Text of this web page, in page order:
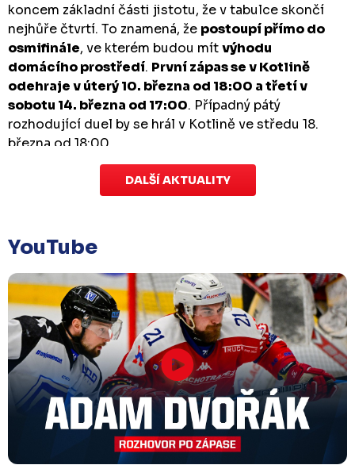
koncem základní části jistotu, že v tabulce skončí
nejhůře čtvrtí. To znamená, že postoupí přímo do
osmifinále, ve kterém budou mítvýhodu
domácího prostředí. První zápas se v Kotlině
odehraje v úterý 10. března od 18:00 a třetí v
sobotu 14. března od 17:00. Případný pátý
rozhodující duel by se hrál v Kotlině ve středu 18.
března od 18:00.
Zápas dorostu je odložen
které se mělo odehrát v pátek 30. ledna ve 14:15,
odloženo!Odehraje se v náhradním termínu, o
kterém se bude jednat.
Náhradní termín 32. kola
Úterý 27. ledna |Utkání 32. kola v Písku, které se
mělo původně odehrát 31. ledna, bylo z důvodu
marodky Králůodloženo. Kluby se domluvily na
náhradním termínu, Bruslaři se s Pískem utkají
venkuv pondělí 16. února od 18:00.
DALŠÍ AKTUALITY
YouTube